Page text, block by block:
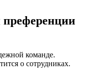
команде.
о сотрудниках.